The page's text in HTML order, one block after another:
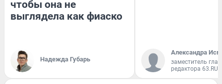
чтобы она не
выглядела как фиаско
Надежда Губарь
Александра
заместитель
редактора 63.RU